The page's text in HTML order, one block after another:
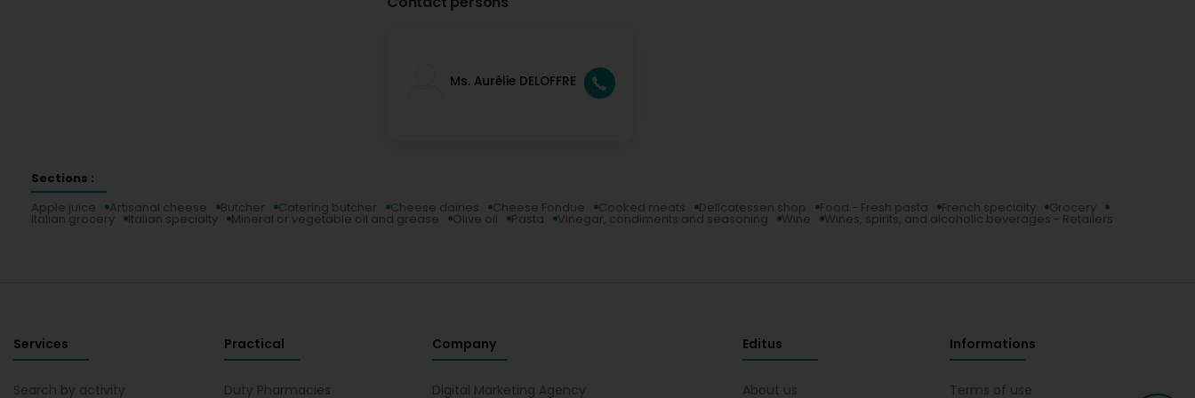
Ms. Aurélie DELOFFRE
Sections :
Apple juice
Artisanal cheese Butcher Catering butcher Cheese dairies Cheese Fondue Cooked meats Delicatessen shop Food - Fresh pasta French specialty Grocery
Italian grocery Italian specialty Mineral or vegetable oil and grease Olive oil Pasta Vinegar, condiments and seasoning Wine Wines, spirits, and alcoholic beverages - Retailers
Services
Search by activity
Practical
Duty Pharmacies
Company
Digital Marketing Agency
Editus
About us
Informations
Terms of use